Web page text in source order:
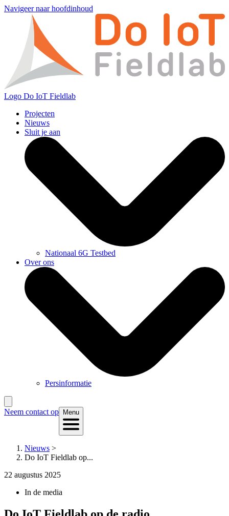
Navigeer naar hoofdinhoud
Logo Do IoT Fieldlab
Projecten
Nieuws
Sluit je aan
Nationaal 6G Testbed
Over ons
Persinformatie
Neem contact op Menu
Nieuws >
Do IoT Fieldlab op...
22 augustus 2025
In de media